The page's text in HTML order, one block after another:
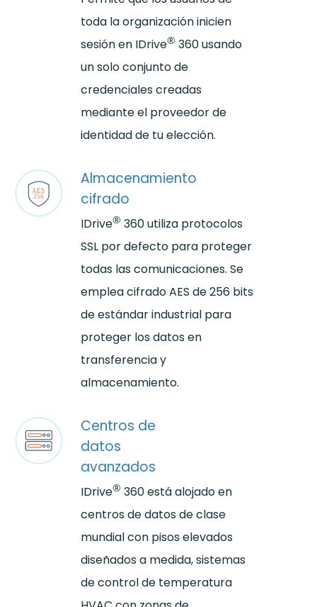
toda la organización inicien
sesión en IDrive® 360 usando
un solo conjunto de
credenciales creadas
mediante el proveedor de
identidad de tu elección.
Almacenamiento
cifrado
IDrive® 360 utiliza protocolos
SSL por defecto para proteger
todas las comunicaciones. Se
emplea cifrado AES de 256 bits
de estándar industrial para
proteger los datos en
transferencia y
almacenamiento.
Centros de
datos
avanzados
IDrive® 360 está alojado en
centros de datos de clase
mundial con pisos elevados
diseñados a medida, sistemas
de control de temperatura